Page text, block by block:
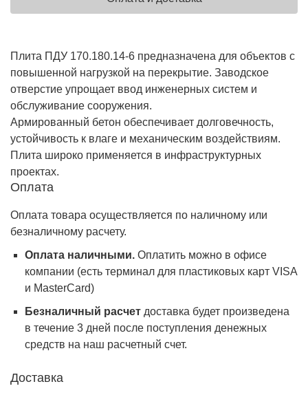
Плита ПДУ 170.180.14-6 предназначена для объектов с
повышенной нагрузкой на перекрытие. Заводское
отверстие упрощает ввод инженерных систем и
обслуживание сооружения.
Армированный бетон обеспечивает долговечность,
устойчивость к влаге и механическим воздействиям.
Плита широко применяется в инфраструктурных
проектах.
Оплата
Оплата товара осуществляется по наличному или
безналичному расчету.
Оплата наличными. Оплатить можно в офисе
компании (есть терминал для пластиковых карт VISA
и MasterCard)
Безналичный расчетдоставка будет произведена
в течение 3 дней после поступления денежных
средств на наш расчетный счет.
Доставка